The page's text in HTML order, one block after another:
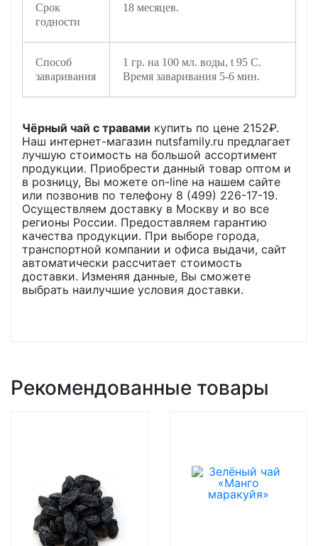
Срок
годности
18 месяцев.
Способ
заваривания
1 гр. на 100 мл. воды, t 95 C.
Время заваривания 5-6 мин.
Чёрный чай с травами купить по цене 2152₽.
Наш интернет-магазин nutsfamily.ru предлагает
лучшую стоимость на большой ассортимент
продукции. Приобрести данный товар оптом и
в розницу, Вы можете on-line на нашем сайте
или позвонив по телефону 8 (499) 226-17-19.
Осуществляем доставку в Москву и во все
регионы России. Предоставляем гарантию
качества продукции. При выборе города,
транспортной компании и офиса выдачи, сайт
автоматически рассчитает стоимость
доставки. Изменяя данные, Вы сможете
выбрать наилучшие условия доставки.
Рекомендованные товары